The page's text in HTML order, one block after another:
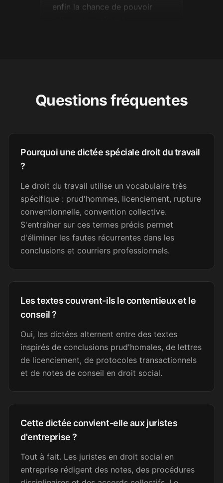
m'exercer vraiment.
now and will practice my
writing skills on the job
AD
FLE
Super bien fait. Merci !
SC Sandrine C.
Secrétaire médicale
Excellent. Merci et félicitations.
LA
CC Camille C.
Assistante dentaire
Génial, merci !
N
Secrétaire médicale
Super, merci beaucoup !
Questions fréquentes
Pourquoi une dictée spéciale droit du travail
?
Le droit du travail utilise un vocabulaire très
spécifique : prud'hommes, licenciement, rupture
conventionnelle, convention collective.
S'entraîner sur ces termes précis permet
d'éliminer les fautes récurrentes dans les
conclusions et courriers professionnels.
Les textes couvrent-ils le contentieux et le
conseil ?
Oui, les dictées alternent entre des textes
inspirés de conclusions prud'homales, de lettres
de licenciement, de protocoles transactionnels
et de notes de conseil en droit social.
Cette dictée convient-elle aux juristes
d'entreprise ?
Tout à fait. Les juristes en droit social en
entreprise rédigent des notes, des procédures